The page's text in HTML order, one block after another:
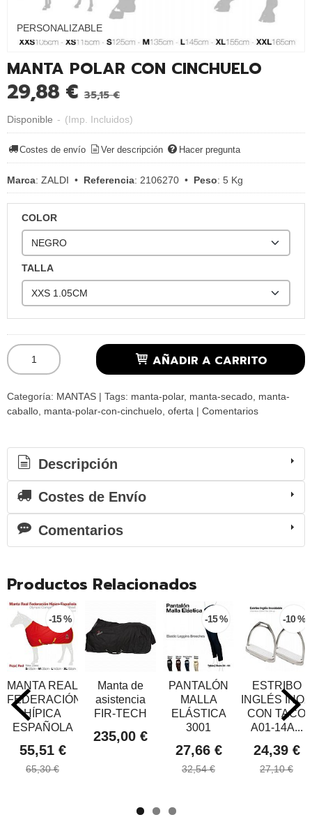
PERSONALIZABLE
MANTA POLAR CON CINCHUELO
29,88 € 35,15 €
Disponible - (Imp. Incluidos)
Costes de envío Ver descripción Hacer pregunta
Marca: ZALDI • Referencia: 2106270 • Peso: 5 Kg
COLOR
TALLA
AÑADIR A CARRITO
Categoría: MANTAS | Tags: manta-polar manta-secado manta-
caballo manta-polar-con-cinchuelo oferta | Comentarios
Descripción
Costes de Envío
Comentarios
Productos Relacionados
-15 %
MANTA REAL
FEDERACIÓN
HÍPICA
ESPAÑOLA
55,51 €
65,30 €
Manta de
asistencia
FIR-TECH
235,00 €
-15 %
PANTALÓN
MALLA
ELÁSTICA
3001
27,66 €
32,54 €
-10 %
ESTRIBO
INGLÉS INOX
CON TACO
A01-14A...
24,39 €
27,10 €